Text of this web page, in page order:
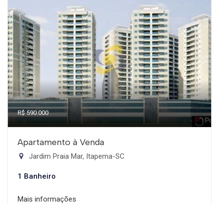
R$ 590.000
Apartamento à Venda
Jardim Praia Mar, Itapema-SC
1 Banheiro
Mais informações